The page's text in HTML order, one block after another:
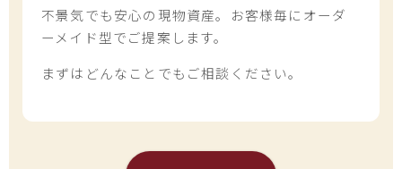
不景気でも安心の現物資産。お客様毎にオーダ
ーメイド型でご提案します。
まずはどんなことでもご相談ください。